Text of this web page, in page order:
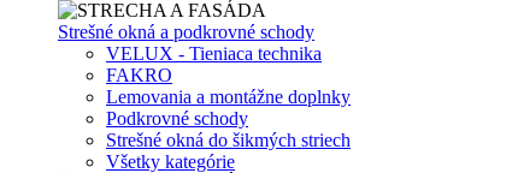
Strešné okná a podkrovné schody
VELUX - Tieniaca technika
FAKRO
Lemovania a montážne doplnky
Podkrovné schody
Strešné okná do šikmých striech
Všetky kategórie